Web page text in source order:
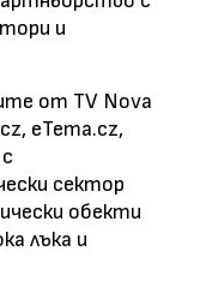
и
от TV Nova
eTema.cz,
сектор
обекти
лъка и